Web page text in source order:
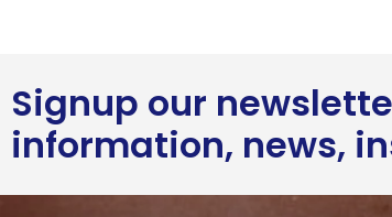
Signup our
information, news,